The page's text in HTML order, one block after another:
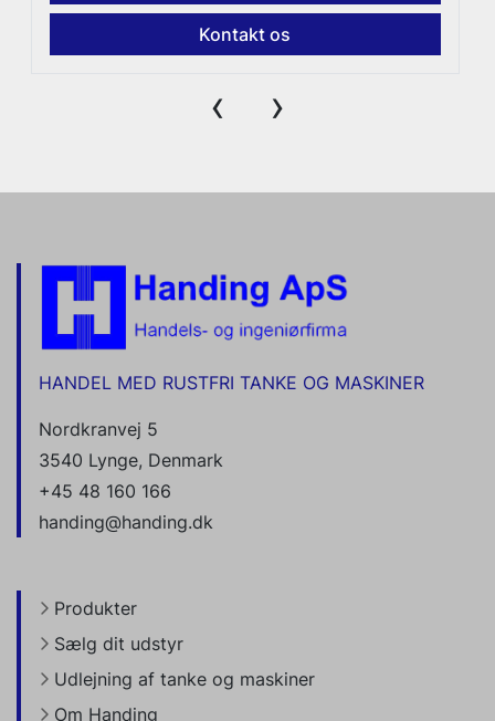
Kontakt os
‹ ›
HANDEL MED RUSTFRI TANKE OG MASKINER
Nordkranvej 5
3540 Lynge, Denmark
+45 48 160 166
handing@handing.dk
Produkter
Sælg dit udstyr
Udlejning af tanke og maskiner
Om Handing